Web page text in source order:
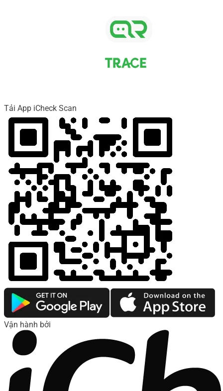
Tải App iCheck Scan
Vận hành bởi